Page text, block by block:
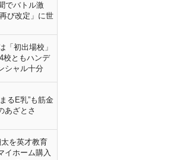
でバトル激
び改定」に世
「初出場校」
校ともハンデ
シャル十分
るE乳”も筋金
あざとさ
を英才教育
イホーム購入